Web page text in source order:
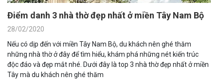
Điểm danh 3 nhà thờ đẹp nhất ở miền Tây Nam Bộ
28/02/2020
Nếu có dịp đến với miền Tây Nam Bộ, du khách nên ghé thăm
những nhà thờ ở đây để tìm hiểu, khám phá những nét kiến trúc
độc đáo và đẹp mắt nhé. Dưới đây là top 3 nhà thờ đẹp nhất ở miền
Tây mà du khách nên ghé thăm